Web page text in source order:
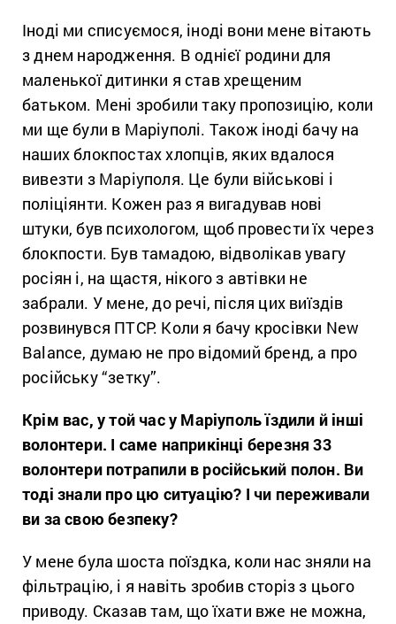
Іноді ми списуємося, іноді вони мене вітають
з днем народження. В однієї родини для
маленької дитинки я став хрещеним
батьком. Мені зробили таку пропозицію, коли
ми ще були в Маріуполі. Також іноді бачу на
наших блокпостах хлопців, яких вдалося
вивезти з Маріуполя. Це були військові і
поліціянти. Кожен раз я вигадував нові
штуки, був психологом, щоб провести їх через
блокпости. Був тамадою, відволікав увагу
росіян і, на щастя, нікого з автівки не
забрали. У мене, до речі, після цих виїздів
розвинувся ПТСР. Коли я бачу кросівки New
Balance, думаю не про відомий бренд, а про
російську “зетку”.
Крім вас, у той час у Маріуполь їздили й інші
волонтери. І саме наприкінці березня 33
волонтери потрапили в російський полон. Ви
тоді знали про цю ситуацію? І чи переживали
ви за свою безпеку?
У мене була шоста поїздка, коли нас зняли на
фільтрацію, і я навіть зробив сторіз з цього
приводу. Сказав там, що їхати вже не можна,